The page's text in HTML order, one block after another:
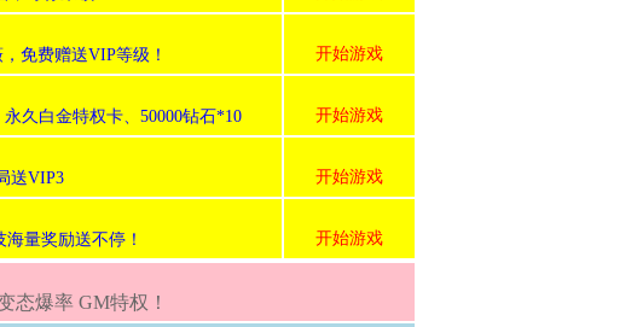
免费赠送VIP等级！ 开始游戏
久白金特权卡、50000钻石*10 开始游戏
送VIP3 开始游戏
量奖励送不停！ 开始游戏
态爆率 GM特权！